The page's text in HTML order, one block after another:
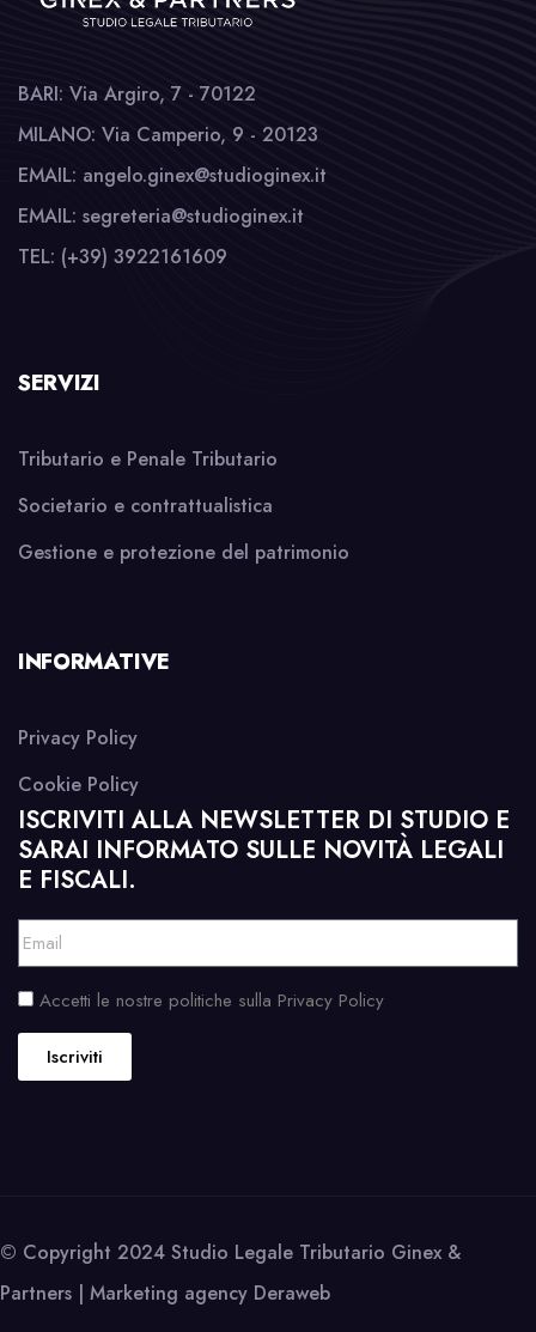
BARI: Via Argiro, 7 - 70122
MILANO: Via Camperio, 9 - 20123
EMAIL: angelo.ginex@studioginex.it
EMAIL: segreteria@studioginex.it
TEL: (+39) 3922161609
SERVIZI
Tributario e Penale Tributario
Societario e contrattualistica
Gestione e protezione del patrimonio
INFORMATIVE
Privacy Policy
Cookie Policy
ISCRIVITI ALLA NEWSLETTER DI STUDIO E
SARAI INFORMATO SULLE NOVITÀ LEGALI
E FISCALI.
Accetti le nostre politiche sulla Privacy Policy
Iscriviti
© Copyright 2024 Studio Legale Tributario Ginex &
Partners | Marketing agency Deraweb